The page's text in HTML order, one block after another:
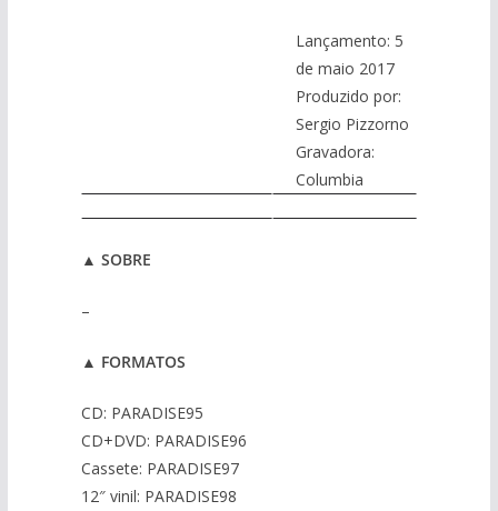
Lançamento: 5
de maio 2017
Produzido por:
Sergio Pizzorno
Gravadora:
Columbia
▲ SOBRE
–
▲ FORMATOS
CD: PARADISE95
CD+DVD: PARADISE96
Cassete: PARADISE97
12″ vinil: PARADISE98